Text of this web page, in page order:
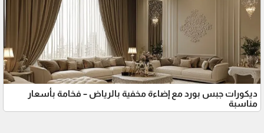
ديكورات جبس بورد مع إضاءة مخفية بالرياض – فخامة بأسعار
مناسبة